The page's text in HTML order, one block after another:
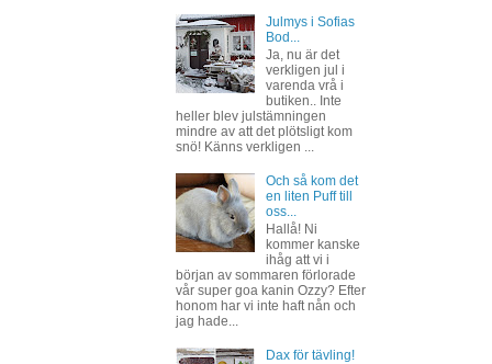
Julmys i Sofias
Bod...
Ja, nu är det
verkligen jul i
varenda vrå i
butiken.. Inte
heller blev julstämningen
mindre av att det plötsligt kom
snö! Känns verkligen ...
Och så kom det
en liten Puff till
oss...
Hallå! Ni
kommer kanske
ihåg att vi i
början av sommaren förlorade
vår super goa kanin Ozzy? Efter
honom har vi inte haft nån och
jag hade...
Dax för tävling!